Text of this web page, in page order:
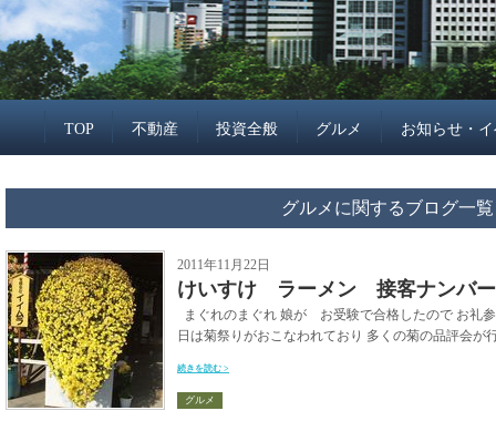
TOP 不動産 投資全般 グルメ お知らせ・
グルメに関するブログ一覧
2011年11月22日
けいすけ ラーメン 接客ナンバ
まぐれのまぐれ 娘が お受験で合格したので お
日は菊祭りがおこなわれており 多くの菊の品評会が
続きを読む >
グルメ